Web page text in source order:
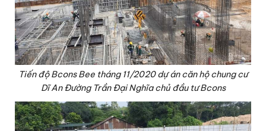
Tiến độ Bcons Bee tháng 11/2020 dự án căn hộ chung cư
Dĩ An Đường Trần Đại Nghĩa chủ đầu tư Bcons